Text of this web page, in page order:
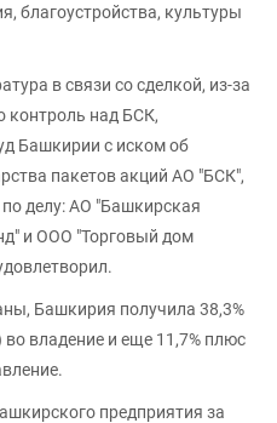
благоустройства, культуры
в связи со сделкой, из-за
контроль над БСК,
Башкирии с иском об
пакетов акций АО "БСК",
делу: АО "Башкирская
и ООО "Торговый дом
Башкирия получила 38,3%
владение и еще 11,7% плюс
предприятия за